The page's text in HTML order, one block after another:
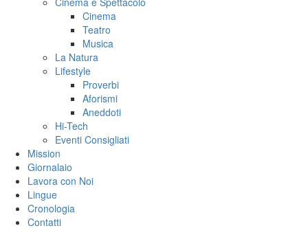
Cinema
Teatro
Musica
La Natura
Lifestyle
Proverbi
Aforismi
Aneddoti
Hi-Tech
Eventi Consigliati
Mission
Giornalaio
Lavora con Noi
Lingue
Cronologia
Contatti